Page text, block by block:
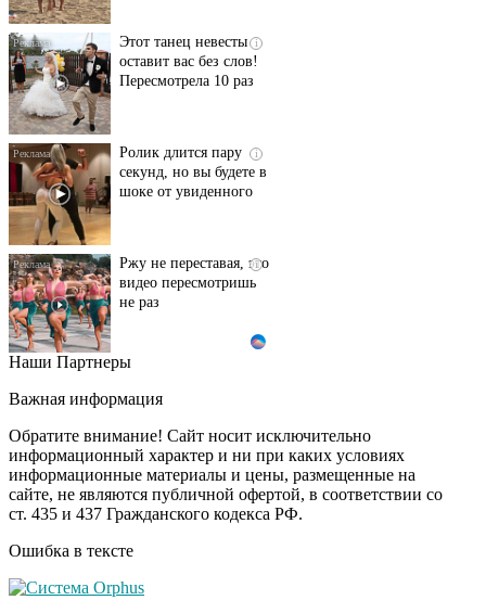
i
Этот танец невесты
оставит вас без слов!
Пересмотрела 10 раз
i
Ролик длится пару
секунд, но вы будете в
шоке от увиденного
i
Ржу не переставая, это
видео пересмотришь
не раз
Взломали Telegram
нашлось в переписках
i
Ролик из Омска: вы
будете смеяться долго
Королева вагона
Наши Партнеры
Важная информация
Обратите внимание! Сайт носит исключительно
информационный характер и ни при каких условиях
информационные материалы и цены, размещенные на
сайте, не являются публичной офертой, в соответствии со
ст. 435 и 437 Гражданского кодекса РФ.
Ошибка в тексте